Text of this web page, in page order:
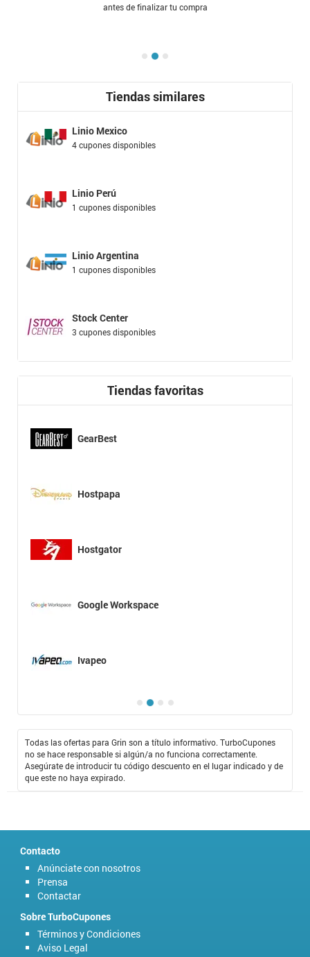
antes de finalizar tu compra
Tiendas similares
Linio Mexico
4 cupones disponibles
Linio Perú
1 cupones disponibles
Linio Argentina
1 cupones disponibles
Stock Center
3 cupones disponibles
Tiendas favoritas
GearBest
Hostpapa
Hostgator
Google Workspace
Ivapeo
Todas las ofertas para Grin son a título informativo. TurboCupones
no se hace responsable si algún/a no funciona correctamente.
Asegúrate de introducir tu código descuento en el lugar indicado y de
que este no haya expirado.
Contacto
Anúnciate con nosotros
Prensa
Contactar
Sobre TurboCupones
Términos y Condiciones
Aviso Legal